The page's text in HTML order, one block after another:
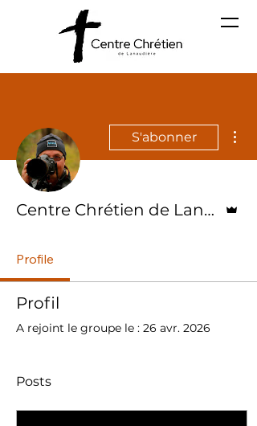
S'abonner
Centre Chrétien de Lanaudière
Profile
Profil
A rejoint le groupe le : 26 avr. 2026
Posts